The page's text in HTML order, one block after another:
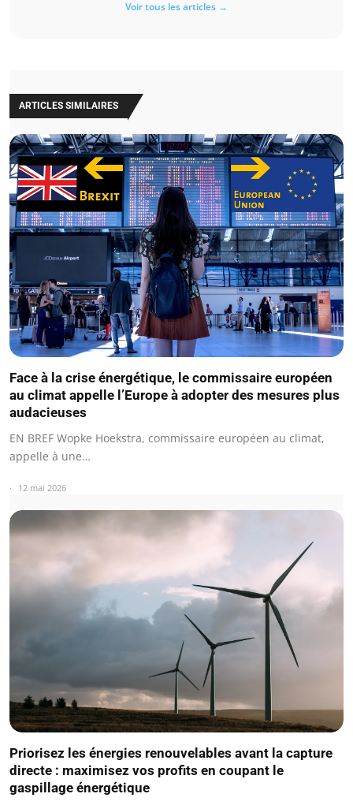
Voir tous les articles →
ARTICLES SIMILAIRES
Face à la crise énergétique, le commissaire européen
au climat appelle l’Europe à adopter des mesures plus
audacieuses
EN BREF Wopke Hoekstra, commissaire européen au climat,
appelle à une…
12 mai 2026
Priorisez les énergies renouvelables avant la capture
directe : maximisez vos profits en coupant le
gaspillage énergétique